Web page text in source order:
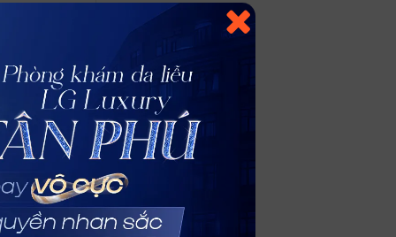
kết
phác đồ
thường
khách